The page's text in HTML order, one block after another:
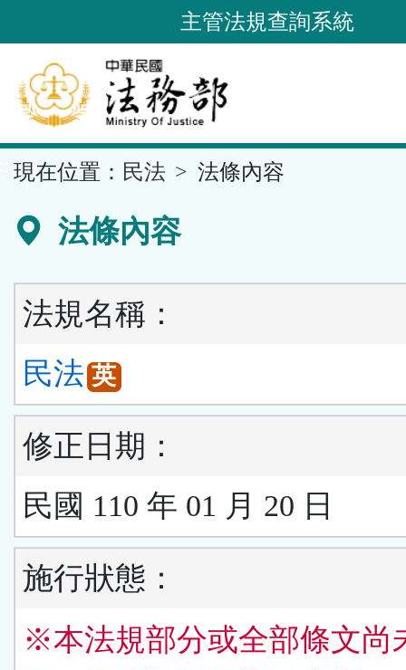
到
要
內
容
區
主管法規查詢系統
現在位置： 民法 法條內容
法條內容
法規名稱：
民法 英
修正日期：
民國 110 年 01 月 20 日
施行狀態：
※本法規部分或全部條文尚